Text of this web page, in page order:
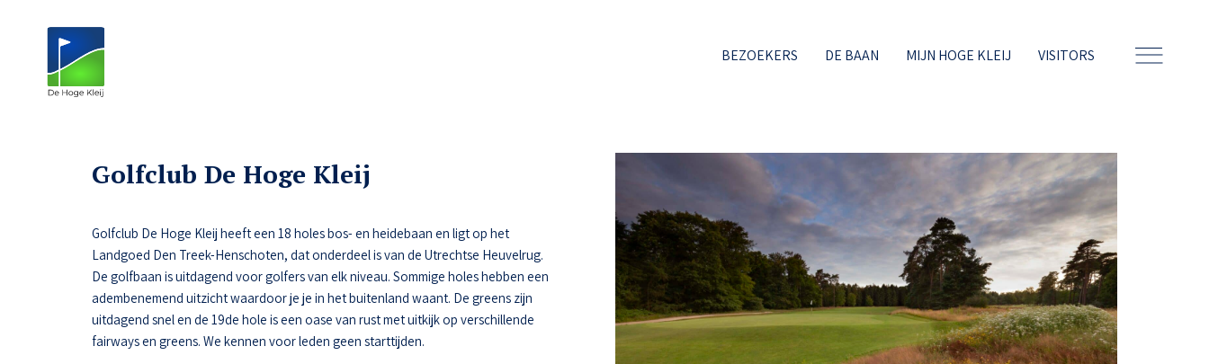
BEZOEKERS DE BAAN MIJN HOGE KLEIJ VISITORS
Golfclub De Hoge Kleij
Golfclub De Hoge Kleij heeft een 18 holes bos- en heidebaan en ligt op het
Landgoed Den Treek-Henschoten, dat onderdeel is van de Utrechtse Heuvelrug.
De golfbaan is uitdagend voor golfers van elk niveau. Sommige holes hebben een
adembenemend uitzicht waardoor je je in het buitenland waant. De greens zijn
uitdagend snel en de 19de hole is een oase van rust met uitkijk op verschillende
fairways en greens. We kennen voor leden geen starttijden.